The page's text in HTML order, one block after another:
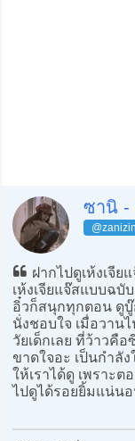
ซานิ -
ฝากไปดูเห้งเจี
เห้งเจียแจ๊สแบบฉบั
อิ๋วก็สนุกทุกตอน ดู
นั่งชอบใจ เมื่อวาน
วัยเด็กเลย ที่ว้าวคื
ขาดใจอะ เป็นกำลั
ให้เราได้ดู เพราะต
ไปดูได้รอยยิ้มแน่นอ